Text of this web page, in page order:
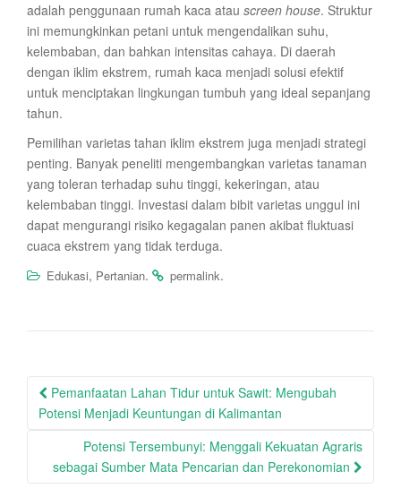
adalah penggunaan rumah kaca atau screen house. Struktur
ini memungkinkan petani untuk mengendalikan suhu,
kelembaban, dan bahkan intensitas cahaya. Di daerah
dengan iklim ekstrem, rumah kaca menjadi solusi efektif
untuk menciptakan lingkungan tumbuh yang ideal sepanjang
tahun.
Pemilihan varietas tahan iklim ekstrem juga menjadi strategi
penting. Banyak peneliti mengembangkan varietas tanaman
yang toleran terhadap suhu tinggi, kekeringan, atau
kelembaban tinggi. Investasi dalam bibit varietas unggul ini
dapat mengurangi risiko kegagalan panen akibat fluktuasi
cuaca ekstrem yang tidak terduga.
Edukasi, Pertanian. permalink.
Post
navigation
Pemanfaatan Lahan Tidur untuk Sawit: Mengubah
Potensi Menjadi Keuntungan di Kalimantan
Potensi Tersembunyi: Menggali Kekuatan Agraris
sebagai Sumber Mata Pencarian dan Perekonomian